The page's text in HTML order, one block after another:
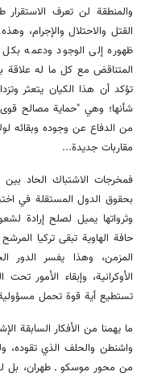
والمنطقة لن تعرف الاستقرار
القتل والاحتلال والإجرام،
ظهوره إلى الوجود ودعمه بكل
المتناقض مع كل ما له علاقة
تؤكد أن هذا الكيان يتعثر
شأنها؛ وهي "حماية مصالح قوى
من الدفاع عن وجوده وبقائه
مقاربات جديدة...
فمخرجات الاشتباك الحاد بين
بحقوق الدول المستقلة في
وثرواتها يميل لصلح إرادة
حافة الهاوية تبقى تركيا
المزمن، وهذا يفسر الدور
الأوكرانية، وإبقاء الأمور
تستطيع أية قوة تحمل مسؤولية
ما يهمنا من الأفكار السابقة
واشنطن والحلف الذي تقوده،
من محور موسكو ـ طهران، بل